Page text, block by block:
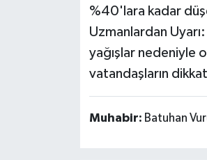
%40'lara kadar
Uzmanlardan
yağışlar nedeniyle
vatandaşların
Muhabir: Batuhan